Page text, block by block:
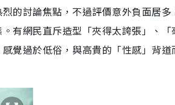
的討論焦點，不過評價意外負面居多
有網民直斥造型「夾得太誇張」、「
覺過於低俗，與高貴的「性感」背道